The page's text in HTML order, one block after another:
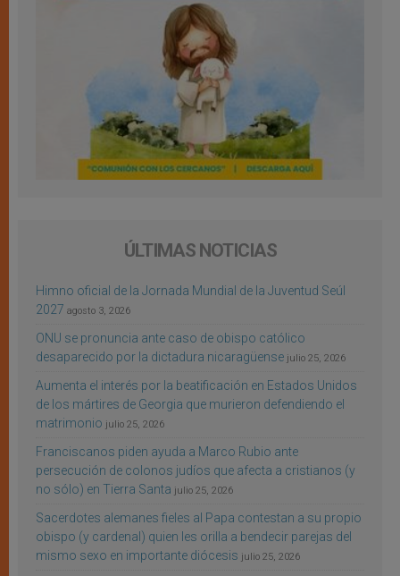
ÚLTIMAS NOTICIAS
Himno oficial de la Jornada Mundial de la Juventud Seúl
2027 agosto 3, 2026
ONU se pronuncia ante caso de obispo católico
desaparecido por la dictadura nicaragüense julio 25, 2026
Aumenta el interés por la beatificación en Estados Unidos
de los mártires de Georgia que murieron defendiendo el
matrimonio julio 25, 2026
Franciscanos piden ayuda a Marco Rubio ante
persecución de colonos judíos que afecta a cristianos (y
no sólo) en Tierra Santa julio 25, 2026
Sacerdotes alemanes fieles al Papa contestan a su propio
obispo (y cardenal) quien les orilla a bendecir parejas del
mismo sexo en importante diócesis julio 25, 2026